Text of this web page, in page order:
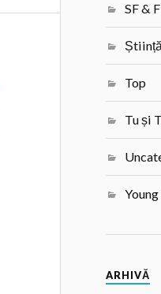
SF & F
Știință
Top
Tu și
ARHIVĂ